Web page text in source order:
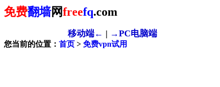
免费翻墙网freefq.com
移动端← | →PC电脑端
您当前的位置： 首页 > 免费vpn试用